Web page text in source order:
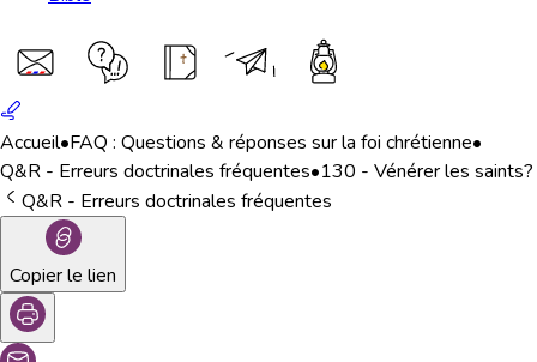
Accueil•FAQ : Questions & réponses sur la foi chrétienne•
Q&R - Erreurs doctrinales fréquentes•130 - Vénérer les saints?
Q&R - Erreurs doctrinales fréquentes
Copier le lien